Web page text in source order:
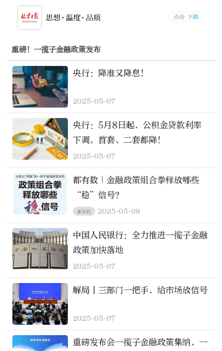
重磅！一揽子金融政策发布
央行：降准又降息！
2025-05-07
央行：5月8日起，公积金贷款利率
下调，首套、二套都降！
2025-05-07
都有数｜金融政策组合拳释放哪些
“稳”信号？
都有数 2025-05-08
中国人民银行：全力推进一揽子金融
政策加快落地
2025-05-07
解局丨三部门一把手，给市场放信号
2025-05-07
重磅发布会一揽子金融政策集纳，一